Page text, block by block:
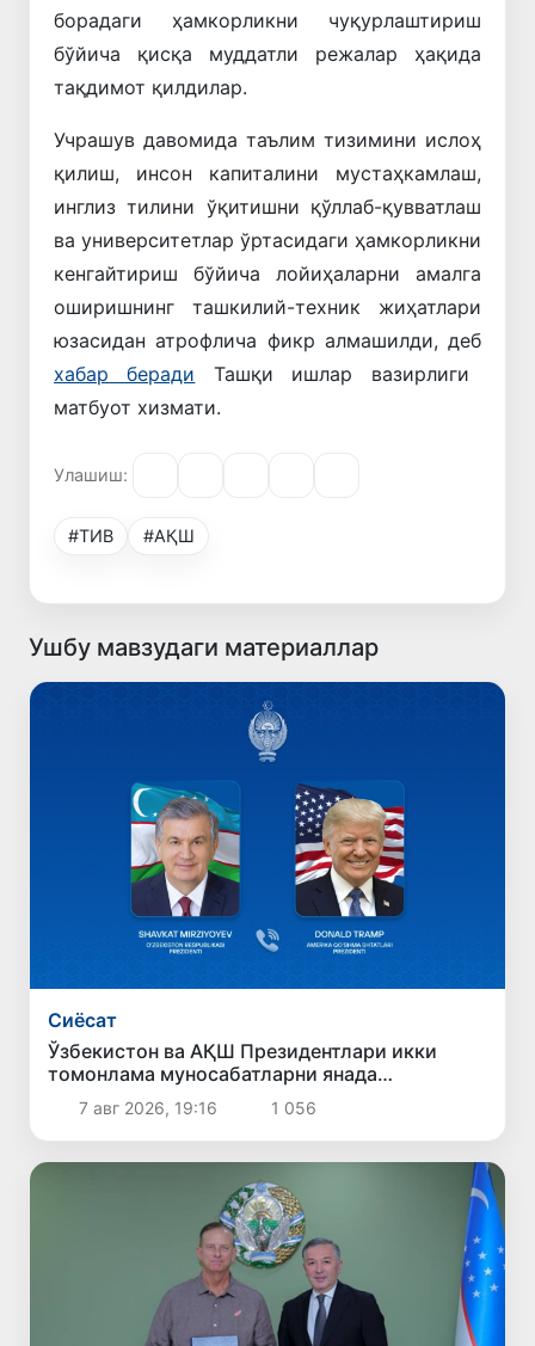
борадаги ҳамкорликни чуқурлаштириш
бўйича қисқа муддатли режалар ҳақида
тақдимот қилдилар.
Учрашув давомида таълим тизимини ислоҳ
қилиш, инсон капиталини мустаҳкамлаш,
инглиз тилини ўқитишни қўллаб-қувватлаш
ва университетлар ўртасидаги ҳамкорликни
кенгайтириш бўйича лойиҳаларни амалга
оширишнинг ташкилий-техник жиҳатлари
юзасидан атрофлича фикр алмашилди, деб
хабар беради Ташқи ишлар вазирлиги
матбуот хизмати.
Улашиш:
#ТИВ #АҚШ
Ушбу мавзудаги материаллар
Сиёсат
Ўзбекистон ва АҚШ Президентлари икки
томонлама муносабатларни янада
мустаҳкамлаш истиқболларини муҳокама
қилдилар
7 авг 2026, 19:16 1 056